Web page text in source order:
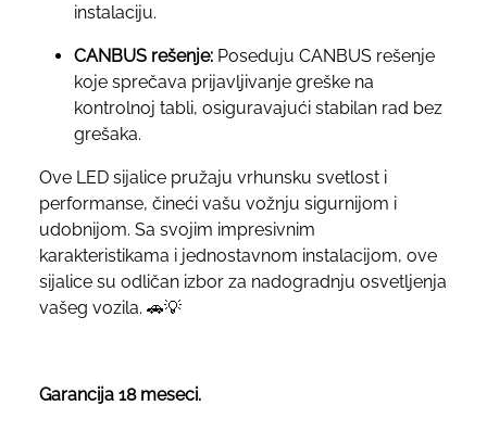
instalaciju.
CANBUS rešenje: Poseduju CANBUS rešenje
koje sprečava prijavljivanje greške na
kontrolnoj tabli, osiguravajući stabilan rad bez
grešaka.
Ove LED sijalice pružaju vrhunsku svetlost i
performanse, čineći vašu vožnju sigurnijom i
udobnijom. Sa svojim impresivnim
karakteristikama i jednostavnom instalacijom, ove
sijalice su odličan izbor za nadogradnju osvetljenja
vašeg vozila. 🚗💡
Garancija 18 meseci.